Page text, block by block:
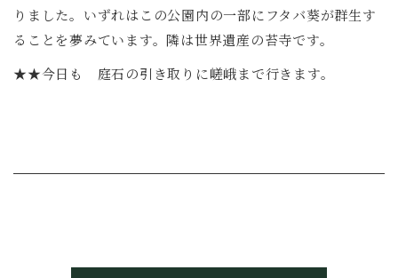
りました。いずれはこの公園内の一部にフタバ葵が群生す
ることを夢みています。隣は世界遺産の苔寺です。
★★今日も 庭石の引き取りに嵯峨まで行きます。